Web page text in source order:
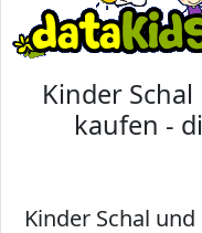
Kinder
kaufen -
Kinder Schal